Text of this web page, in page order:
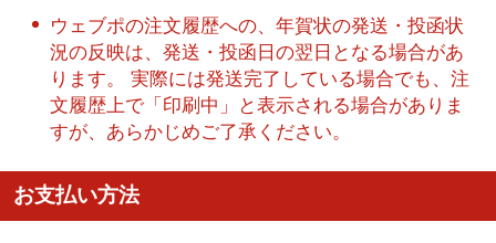
ウェブポの注文履歴への、年賀状の発送・投函状
況の反映は、発送・投函日の翌日となる場合があ
ります。 実際には発送完了している場合でも、注
文履歴上で「印刷中」と表示される場合がありま
すが、あらかじめご了承ください。
お支払い方法